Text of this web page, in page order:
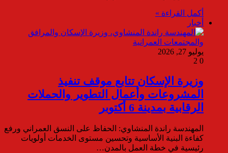
أكمل القراءة »
أخبار
يوليو 27, 2026
0
وزيرة الإسكان تتابع موقف تنفيذ
المشروعات وأعمال التطوير والحملات
الرقابية بمدينة 6 أكتوبر
المهندسة راندة المنشاوي: الحفاظ على النسق العمراني ورفع
كفاءة البنية الأساسية وتحسين مستوى الخدمات أولويات
رئيسية في خطة العمل بالمدن…